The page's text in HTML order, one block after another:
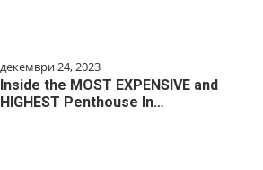
декември 24, 2023
Inside the MOST EXPENSIVE and
HIGHEST Penthouse In…